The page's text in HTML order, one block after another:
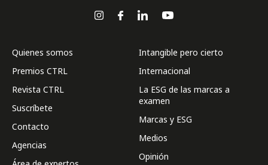
Quienes somos
Premios CTRL
Revista CTRL
Suscríbete
Contacto
Agencias
Intangible pero cierto
Internacional
La ESG de las marcas a
examen
Marcas y ESG
Medios
Opinión